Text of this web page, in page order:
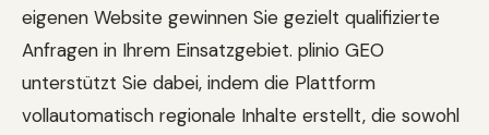
eigenen Website gewinnen Sie gezielt qualifizierte
Anfragen in Ihrem Einsatzgebiet. plinio GEO
unterstützt Sie dabei, indem die Plattform
vollautomatisch regionale Inhalte erstellt, die sowohl